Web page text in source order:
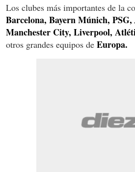
Los clubes más importantes de la
Barcelona, Bayern Múnich, PSG,
Manchester City, Liverpool,
otros grandes equipos de Europa.